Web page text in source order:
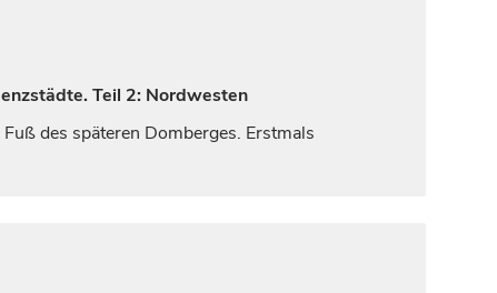
Teil 2: Nordwesten
des späteren Domberges. Erstmals